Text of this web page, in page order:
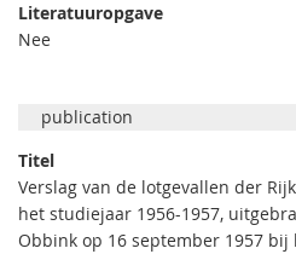
Literatuuropgave
Nee
publication
Titel
Verslag van de lotgevallen der
het studiejaar 1956-1957,
Obbink op 16 september 1957